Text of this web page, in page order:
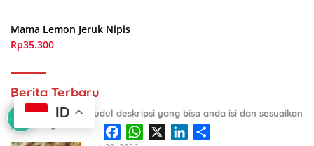
Mama Lemon Jeruk Nipis
Rp35.300
Berita Terbaru
Ini adalah contoh judul deskripsi yang bisa anda isi dan sesuaikan
pada widget
W
h
ID
1